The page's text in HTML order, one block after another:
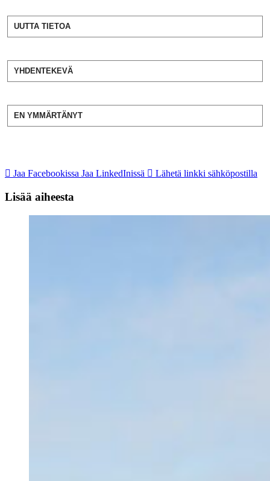
UUTTA TIETOA
YHDENTEKEVÄ
EN YMMÄRTÄNYT
Jaa Facebookissa Jaa LinkedInissä Lähetä linkki sähköpostilla
Lisää aiheesta